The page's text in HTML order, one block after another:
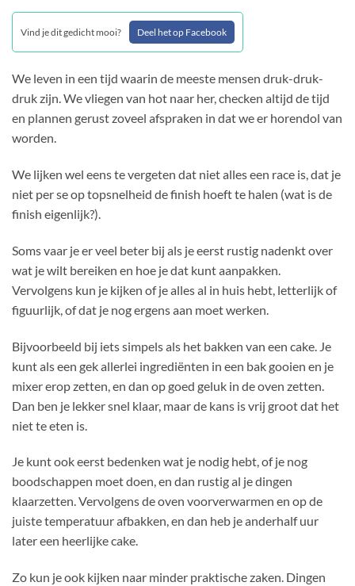
Vind je dit gedicht mooi? Deel het op Facebook
We leven in een tijd waarin de meeste mensen druk-druk-
druk zijn. We vliegen van hot naar her, checken altijd de tijd
en plannen gerust zoveel afspraken in dat we er horendol van
worden.
We lijken wel eens te vergeten dat niet alles een race is, dat je
niet per se op topsnelheid de finish hoeft te halen (wat is de
finish eigenlijk?).
Soms vaar je er veel beter bij als je eerst rustig nadenkt over
wat je wilt bereiken en hoe je dat kunt aanpakken.
Vervolgens kun je kijken of je alles al in huis hebt, letterlijk of
figuurlijk, of dat je nog ergens aan moet werken.
Bijvoorbeeld bij iets simpels als het bakken van een cake. Je
kunt als een gek allerlei ingrediënten in een bak gooien en je
mixer erop zetten, en dan op goed geluk in de oven zetten.
Dan ben je lekker snel klaar, maar de kans is vrij groot dat het
niet te eten is.
Je kunt ook eerst bedenken wat je nodig hebt, of je nog
boodschappen moet doen, en dan rustig al je dingen
klaarzetten. Vervolgens de oven voorverwarmen en op de
juiste temperatuur afbakken, en dan heb je anderhalf uur
later een heerlijke cake.
Zo kun je ook kijken naar minder praktische zaken. Dingen